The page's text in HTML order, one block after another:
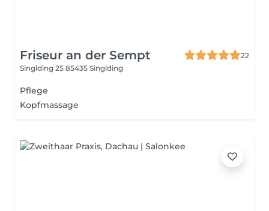
Friseur an der Sempt
22
Singlding 25 85435 Singlding
Pflege
Kopfmassage